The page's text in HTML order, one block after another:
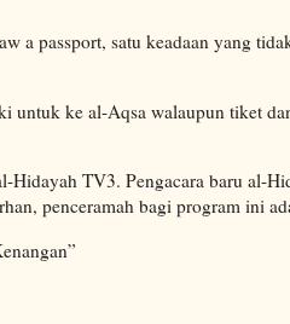
a passport, satu keadaan yang
untuk ke al-Aqsa walaupun tiket
Hidayah TV3. Pengacara baru al-
penceramah bagi program ini